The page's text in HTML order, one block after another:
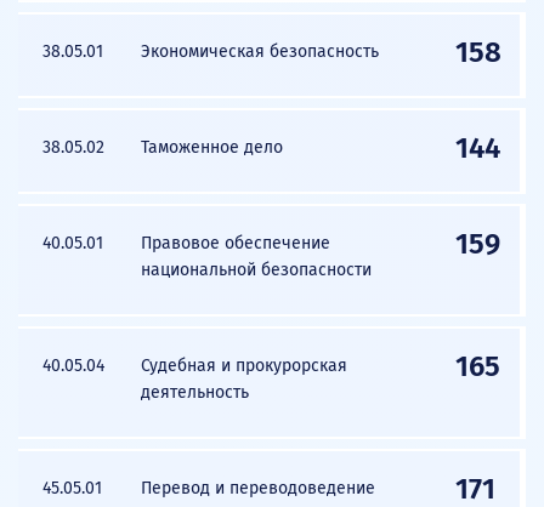
38.05.01 Экономическая безопасность 158
38.05.02 Таможенное дело 144
40.05.01
Правовое обеспечение
национальной безопасности
159
40.05.04
Судебная и прокурорская
деятельность
165
45.05.01 Перевод и переводоведение 171